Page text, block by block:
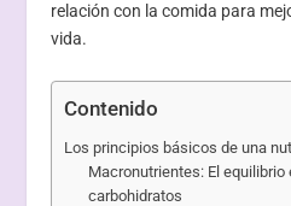
relación con la comida para
vida.
Contenido
Los principios básicos de una
Macronutrientes: El
carbohidratos